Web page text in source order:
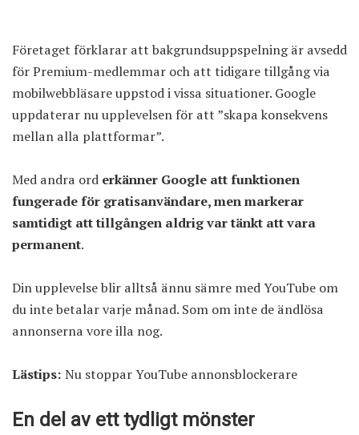
Företaget förklarar att bakgrundsuppspelning är avsedd
för Premium-medlemmar och att tidigare tillgång via
mobilwebbläsare uppstod i vissa situationer. Google
uppdaterar nu upplevelsen för att ”skapa konsekvens
mellan alla plattformar”.
Med andra ord erkänner Google att funktionen
fungerade för gratisanvändare, men markerar
samtidigt att tillgången aldrig var tänkt att vara
permanent.
Din upplevelse blir alltså ännu sämre med YouTube om
du inte betalar varje månad. Som om inte de ändlösa
annonserna vore illa nog.
Lästips: Nu stoppar YouTube annonsblockerare
En del av ett tydligt mönster